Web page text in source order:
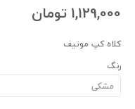
1,129,000 تومان
کلاه کپ موتیف
رنگ